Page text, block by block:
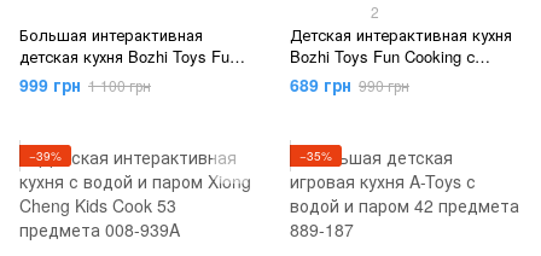
Большая интерактивная
детская кухня Bozhi Toys Fun
Cooking с водой и холодным
паром 848
999 грн 1 100 грн
2
Детская интерактивная кухня
Bozhi Toys Fun Cooking с
водой и холодным паром 838
689 грн 990 грн
−39% −35%